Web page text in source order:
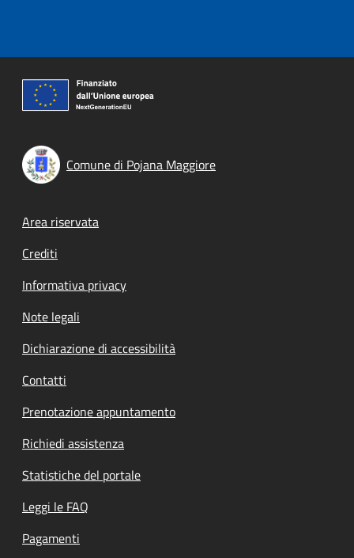
Comune di Pojana Maggiore
Footer menu
Area riservata
Crediti
Informativa privacy
Note legali
Dichiarazione di accessibilità
Contatti
Prenotazione appuntamento
Richiedi assistenza
Statistiche del portale
Leggi le FAQ
Pagamenti